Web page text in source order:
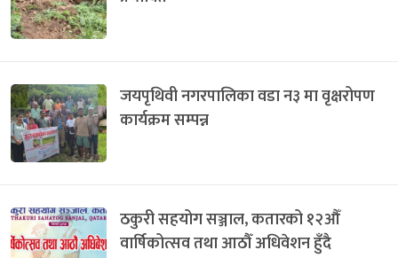
जयपृथिवी नगरपालिका वडा न३ मा वृक्षरोपण
कार्यक्रम सम्पन्न
ठकुरी सहयोग सञ्जाल, कतारको १२औँ
वार्षिकोत्सव तथा आठौँ अधिवेशन हुँदै